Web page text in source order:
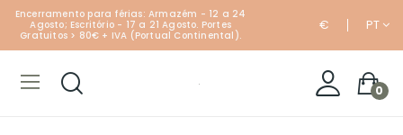
Encerramento para férias: Armazém - 12 a 24
Agosto; Escritório - 17 a 21 Agosto. Portes
Gratuitos > 80€ + IVA (Portual Continental).
€ PT
0